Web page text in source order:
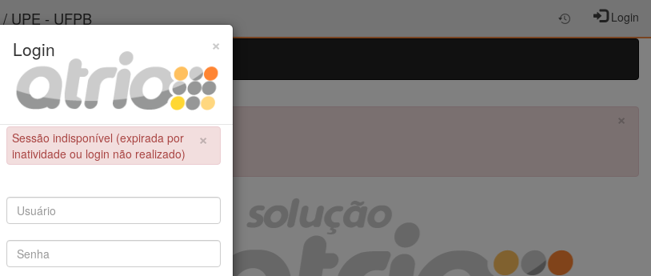
UPE - UFPB Login
Admissão Ferramentas
×
×
Login
×
Sessão indisponível (expirada por
inatividade ou login não realizado)